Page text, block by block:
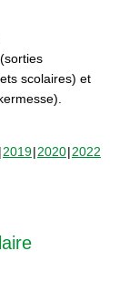
scolaires) et
2019 2020 2022